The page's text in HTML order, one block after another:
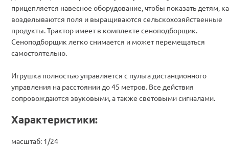
прицепляется навесное оборудование, чтобы показать детям,
возделываются поля и выращиваются сельскохозяйственные
продукты. Трактор имеет в комплекте сеноподборщик.
Сеноподборщик легко снимается и может перемещаться
самостоятельно.
Игрушка полностью управляется с пульта дистанционного
управления на расстоянии до 45 метров. Все действия
сопровождаются звуковыми, а также световыми сигналами.
Характеристики:
масштаб: 1/24